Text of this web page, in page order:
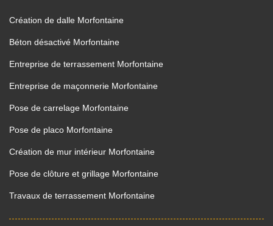
Création de dalle Morfontaine
Béton désactivé Morfontaine
Entreprise de terrassement Morfontaine
Entreprise de maçonnerie Morfontaine
Pose de carrelage Morfontaine
Pose de placo Morfontaine
Création de mur intérieur Morfontaine
Pose de clôture et grillage Morfontaine
Travaux de terrassement Morfontaine